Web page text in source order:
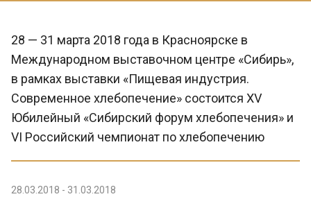
28 — 31 марта 2018 года в Красноярске в
Международном выставочном центре «Сибирь»,
в рамках выставки «Пищевая индустрия.
Современное хлебопечение» состоится XV
Юбилейный «Сибирский форум хлебопечения» и
VI Российский чемпионат по хлебопечению
28.03.2018 - 31.03.2018